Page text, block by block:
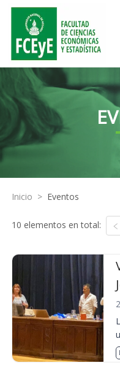
Inicio > Eventos
10 elementos en total: